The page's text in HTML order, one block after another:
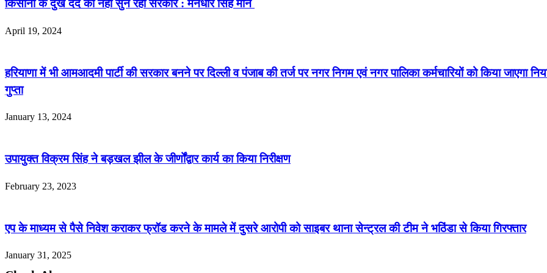
किसानों के दुख दर्द को नहीं सुन रही सरकार : मनधीर सिंह मान
April 19, 2024
हरियाणा में भी आमआदमी पार्टी की सरकार बनने पर दिल्ली व पंजाब की तर्ज पर नगर निगम एवं नगर पालिका कर्मचारियों को किया जाएगा
गुप्ता
January 13, 2024
उपायुक्त विक्रम सिंह ने बड़खल झील के जीर्णोंद्वार कार्य का किया निरीक्षण
February 23, 2023
एप के माध्यम से पैसे निवेश कराकर फ्रॉड करने के मामले में दुसरे आरोपी को साइबर थाना सेन्ट्रल की टीम ने भठिंडा से किया गिरफ्तार
January 31, 2025